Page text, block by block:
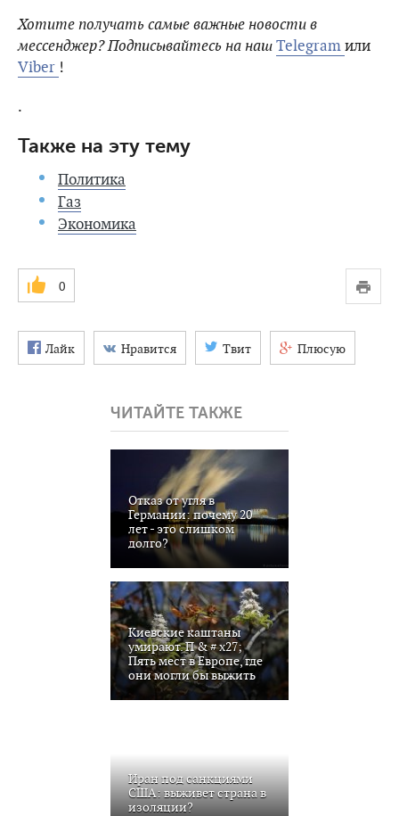
Хотите получать самые важные новости в
мессенджер? Подписывайтесь на нашTelegramили
Viber !
.
Также на эту тему
Политика
Газ
Экономика
0
Лайк Нравится Твит Плюсую
ЧИТАЙТЕ ТАКЖЕ
Отказ от угля в
Германии: почему 20
лет - это слишком
долго?
Киевские каштаны
умирают. П & # x27;
Пять мест в Европе, где
они могли бы выжить
Иран под санкциями
США: выживет страна в
изоляции?